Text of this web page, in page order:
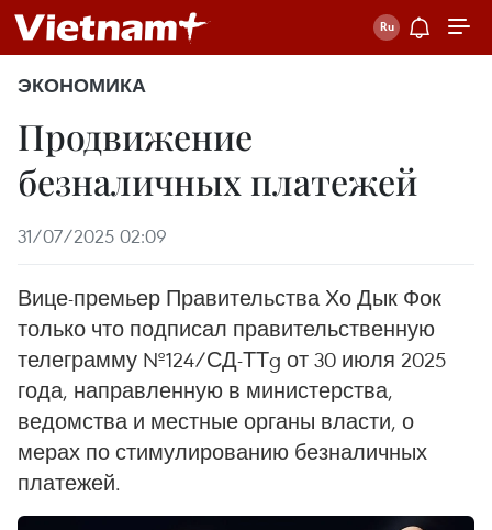
ЭКОНОМИКА
Продвижение
безналичных платежей
31/07/2025 02:09
Вице-премьер Правительства Хо Дык Фок
только что подписал правительственную
телеграмму №124/СД-ТТg от 30 июля 2025
года, направленную в министерства,
ведомства и местные органы власти, о
мерах по стимулированию безналичных
платежей.